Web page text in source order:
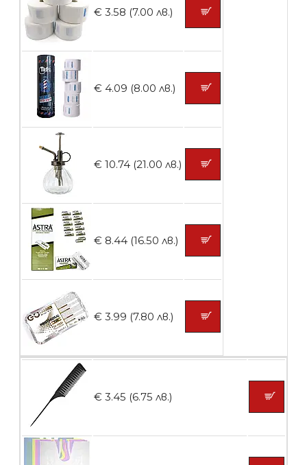
броя
Контейнери за сваляне на гел лак 5
броя
€ 3.58 (7.00 лв.)
€ 4.09 (8.00 лв.)
€ 10.74 (21.00 лв.)
€ 8.44 (16.50 лв.)
€ 3.99 (7.80 лв.)
€ 3.45 (6.75 лв.)